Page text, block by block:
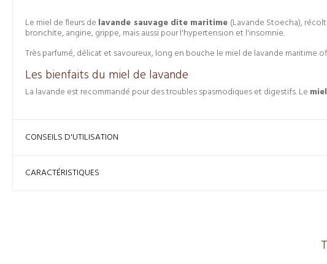
Le miel de fleurs de lavande sauvage dite maritime (Lavande Stoecha),
bronchite, angine, grippe, mais aussi pour l'hypertension et l'insomnie.
Très parfumé, délicat et savoureux, long en bouche le miel de lavande maritime
Les bienfaits du miel de lavande
La lavande est recommandé pour des troubles spasmodiques et digestifs. Le
CONSEILS D'UTILISATION
CARACTÉRISTIQUES